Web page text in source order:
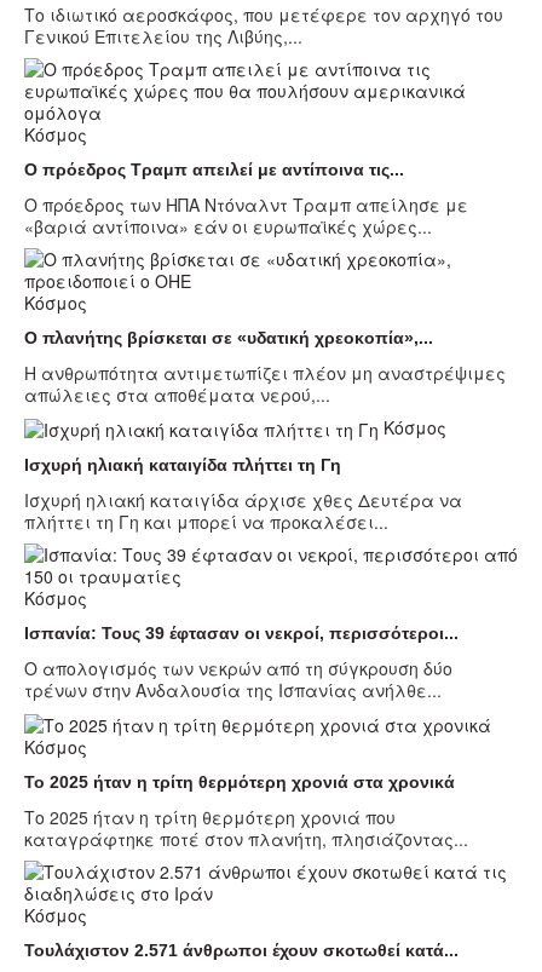
Το ιδιωτικό αεροσκάφος, που μετέφερε τον αρχηγό του
Γενικού Επιτελείου της Λιβύης,...
Κόσμος
Ο πρόεδρος Τραμπ απειλεί με αντίποινα τις...
Ο πρόεδρος των ΗΠΑ Ντόναλντ Τραμπ απείλησε με
«βαριά αντίποινα» εάν οι ευρωπαϊκές χώρες...
Κόσμος
Ο πλανήτης βρίσκεται σε «υδατική χρεοκοπία»,...
Η ανθρωπότητα αντιμετωπίζει πλέον μη αναστρέψιμες
απώλειες στα αποθέματα νερού,...
Κόσμος
Ισχυρή ηλιακή καταιγίδα πλήττει τη Γη
Ισχυρή ηλιακή καταιγίδα άρχισε χθες Δευτέρα να
πλήττει τη Γη και μπορεί να προκαλέσει...
Κόσμος
Ισπανία: Τους 39 έφτασαν οι νεκροί, περισσότεροι...
Ο απολογισμός των νεκρών από τη σύγκρουση δύο
τρένων στην Ανδαλουσία της Ισπανίας ανήλθε...
Κόσμος
Το 2025 ήταν η τρίτη θερμότερη χρονιά στα χρονικά
Το 2025 ήταν η τρίτη θερμότερη χρονιά που
καταγράφτηκε ποτέ στον πλανήτη, πλησιάζοντας...
Κόσμος
Τουλάχιστον 2.571 άνθρωποι έχουν σκοτωθεί κατά...